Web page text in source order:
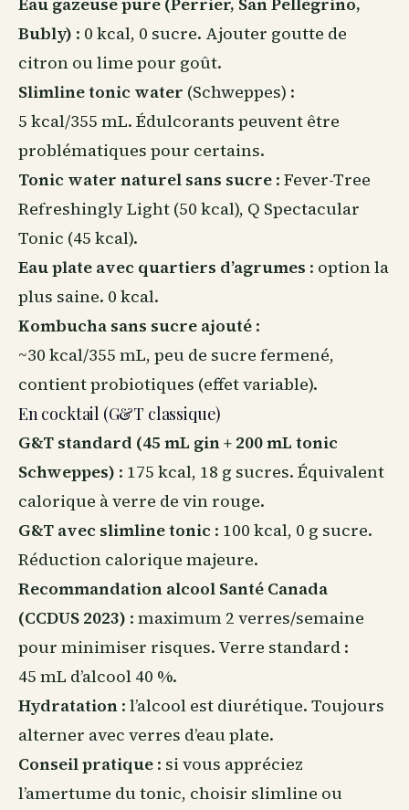
Bubly) : 0 kcal, 0 sucre. Ajouter goutte de
citron ou lime pour goût.
Slimline tonic water (Schweppes) :
5 kcal/355 mL. Édulcorants peuvent être
problématiques pour certains.
Tonic water naturel sans sucre : Fever-Tree
Refreshingly Light (50 kcal), Q Spectacular
Tonic (45 kcal).
Eau plate avec quartiers d’agrumes : option la
plus saine. 0 kcal.
Kombucha sans sucre ajouté :
~30 kcal/355 mL, peu de sucre fermené,
contientprobiotiques (effet variable).
En cocktail (G&T classique)
G&T standard (45 mL gin + 200 mL tonic
Schweppes) : 175 kcal, 18 g sucres. Équivalent
calorique à verre de vin rouge.
G&T avec slimline tonic : 100 kcal, 0 g sucre.
Réduction calorique majeure.
Recommandation alcool Santé Canada
(CCDUS 2023) : maximum 2 verres/semaine
pour minimiser risques. Verre standard :
45 mL d’alcool 40 %.
Hydratation : l’alcool est diurétique. Toujours
alterner avec verres d’eau plate.
Conseil pratique : si vous appréciez
l’amertume du tonic, choisir slimline ou